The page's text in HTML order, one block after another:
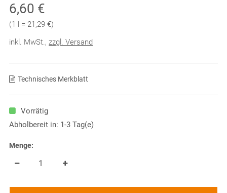
Verkaufspreis: 6,60 €
6,60 €
Preis pro 1 l = 21,29 €
(1 l = 21,29 €)
inkl. MwSt.,zzgl. Versand
Technisches Merkblatt
Vorrätig
Abholbereit in: 1-3 Tag(e)
Menge: